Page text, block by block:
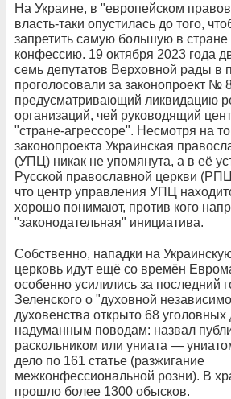
На Украине, в "европейском
власть-таки опустилась до того,
запретить самую большую в стране
конфессию. 19 октября 2023 года
семь депутатов Верховной рады в
проголосовали за законопроект №
предусматривающий ликвидацию
организаций, чей руководящий
"стране-агрессоре". Несмотря на
законопроекта Украинская
(УПЦ) никак не упомянута, а в её
Русской православной церкви
что центр управления УПЦ
хорошо понимают, против кого
"законодательная" инициатива.
Собственно, нападки на
церковь идут ещё со времён
особенно усилились за последний
Зеленского о "духовной
духовенства открыто 68 уголовных
надуманным поводам: назвал
раскольником или униата —
дело по 161 статье (разжигание
межконфессиональной розни). В
прошло более 1300 обысков.